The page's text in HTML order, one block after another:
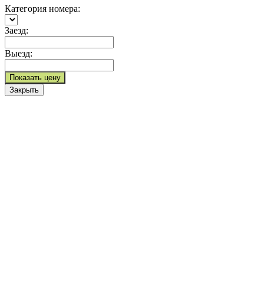
Категория номера:
Заезд:
Выезд:
Показать цену
Закрыть